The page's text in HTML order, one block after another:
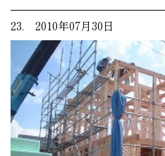
23. 2010年07月30日